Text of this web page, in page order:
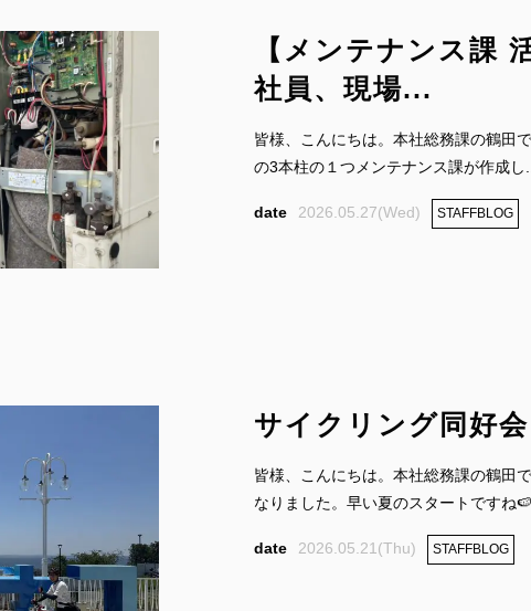
【メンテナンス課
社員、現場...
皆様、こんにちは。本社総務課の鶴田
の3本柱の１つメンテナンス課が作成し
2026.05.27(Wed) STAFFBLOG
サイクリング同好
皆様、こんにちは。本社総務課の鶴田
なりました。早い夏のスタートですね
2026.05.21(Thu) STAFFBLOG